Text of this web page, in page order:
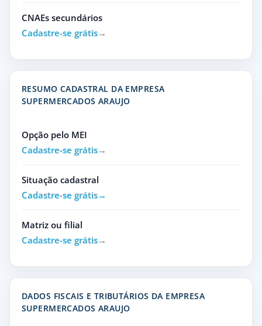
CNAEs secundários
Cadastre-se grátis
RESUMO CADASTRAL DA EMPRESA
SUPERMERCADOS ARAUJO
Opção pelo MEI
Cadastre-se grátis
Situação cadastral
Cadastre-se grátis
Matriz ou filial
Cadastre-se grátis
DADOS FISCAIS E TRIBUTÁRIOS DA EMPRESA
SUPERMERCADOS ARAUJO